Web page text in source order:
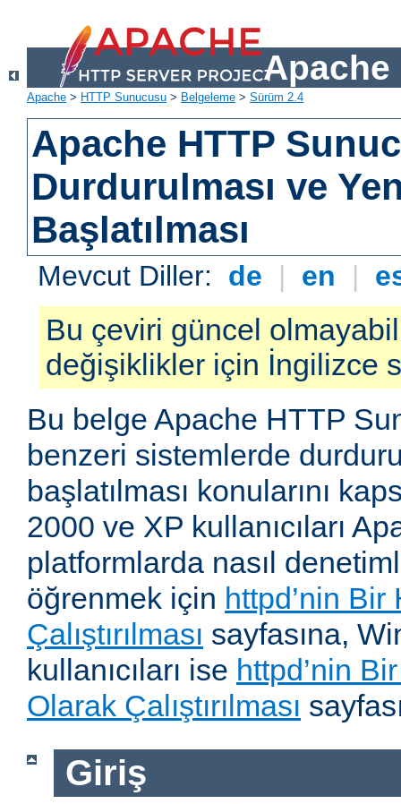
Apache
Apache > HTTP Sunucusu > Belgeleme > Sürüm 2.4
Apache HTTP
Durdurulması ve
Başlatılması
Mevcut Diller: de | en |
Bu çeviri güncel
değişiklikler için İngilizce
Bu belge Apache HTTP
benzeri sistemlerde
başlatılması konularını
2000 ve XP kullanıcıları
platformlarda nasıl
öğrenmek için httpd’nin
Çalıştırılması sayfasına,
kullanıcıları ise httpd’nin
Olarak Çalıştırılması
Giriş